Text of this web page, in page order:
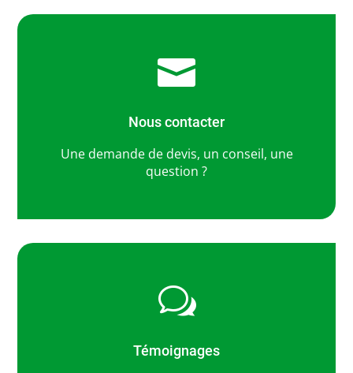

Nous contacter
Une demande de devis, un conseil, une
question ?
w
Témoignages